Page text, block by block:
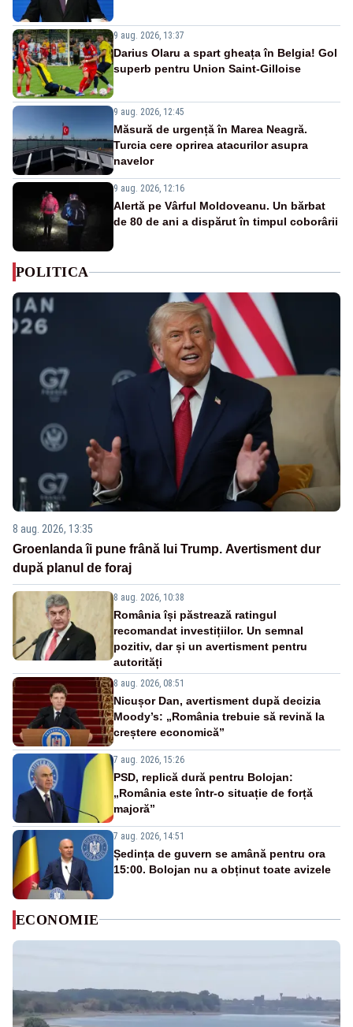
9 aug. 2026, 13:37
Darius Olaru a spart gheața în Belgia! Gol
superb pentru Union Saint-Gilloise
9 aug. 2026, 12:45
Măsură de urgență în Marea Neagră.
Turcia cere oprirea atacurilor asupra
navelor
9 aug. 2026, 12:16
Alertă pe Vârful Moldoveanu. Un bărbat
de 80 de ani a dispărut în timpul coborârii
POLITICA
8 aug. 2026, 13:35
Groenlanda îi pune frână lui Trump. Avertisment dur
după planul de foraj
8 aug. 2026, 10:38
România își păstrează ratingul
recomandat investițiilor. Un semnal
pozitiv, dar și un avertisment pentru
autorități
8 aug. 2026, 08:51
Nicușor Dan, avertisment după decizia
Moody’s: „România trebuie să revină la
creștere economică”
7 aug. 2026, 15:26
PSD, replică dură pentru Bolojan:
„România este într-o situație de forță
majoră”
7 aug. 2026, 14:51
Ședința de guvern se amână pentru ora
15:00. Bolojan nu a obținut toate avizele
ECONOMIE